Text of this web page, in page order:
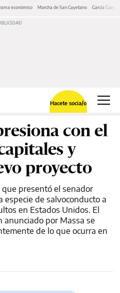
económico Marcha de San Cayetano García Cuerva
Hacete socia/o
con el
y
proyecto
presentó el senador
especie de salvoconducto a
en Estados Unidos. El
por Massa se
de lo que ocurra en